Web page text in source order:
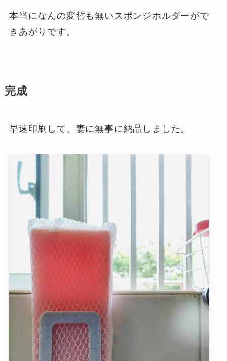
本当になんの変哲も無いスポンジホルダーがで
きあがりです。
完成
早速印刷して、妻に無事に納品しました。